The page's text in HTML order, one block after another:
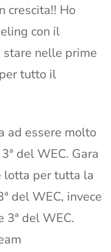
crescita!! Ho
con il
stare nelle prime
tutto il
ad essere molto
del WEC. Gara
lotta per tutta la
del WEC, invece
3ª del WEC.